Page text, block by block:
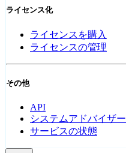
ライセンス化
ライセンスを購入
ライセンスの管理
その他
API
システムアドバイザー
サービスの状態